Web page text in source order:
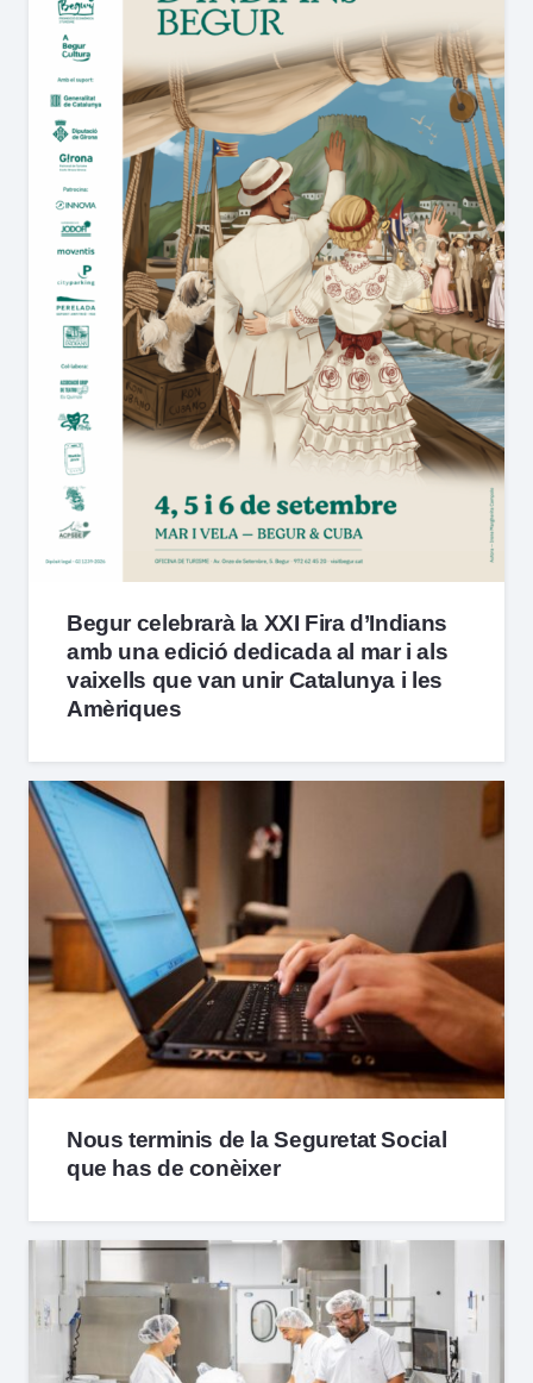
Begur celebrarà la XXI Fira d’Indians
amb una edició dedicada al mar i als
vaixells que van unir Catalunya i les
Amèriques
Nous terminis de la Seguretat Social
que has de conèixer